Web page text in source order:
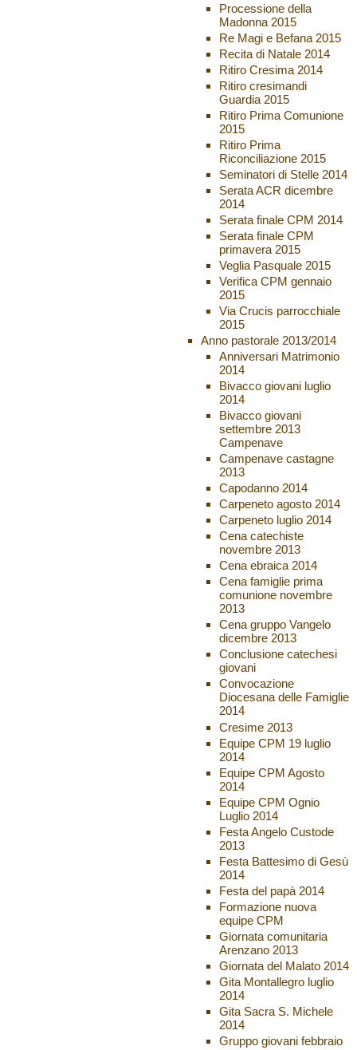
Processione della
Madonna 2015
Re Magi e Befana 2015
Recita di Natale 2014
Ritiro Cresima 2014
Ritiro cresimandi
Guardia 2015
Ritiro Prima Comunione
2015
Ritiro Prima
Riconciliazione 2015
Seminatori di Stelle 2014
Serata ACR dicembre
2014
Serata finale CPM 2014
Serata finale CPM
primavera 2015
Veglia Pasquale 2015
Verifica CPM gennaio
2015
Via Crucis parrocchiale
2015
Anno pastorale 2013/2014
Anniversari Matrimonio
2014
Bivacco giovani luglio
2014
Bivacco giovani
settembre 2013
Campenave
Campenave castagne
2013
Capodanno 2014
Carpeneto agosto 2014
Carpeneto luglio 2014
Cena catechiste
novembre 2013
Cena ebraica 2014
Cena famiglie prima
comunione novembre
2013
Cena gruppo Vangelo
dicembre 2013
Conclusione catechesi
giovani
Convocazione
Diocesana delle Famiglie
2014
Cresime 2013
Equipe CPM 19 luglio
2014
Equipe CPM Agosto
2014
Equipe CPM Ognio
Luglio 2014
Festa Angelo Custode
2013
Festa Battesimo di Gesù
2014
Festa del papà 2014
Formazione nuova
equipe CPM
Giornata comunitaria
Arenzano 2013
Giornata del Malato 2014
Gita Montallegro luglio
2014
Gita Sacra S. Michele
2014
Gruppo giovani febbraio